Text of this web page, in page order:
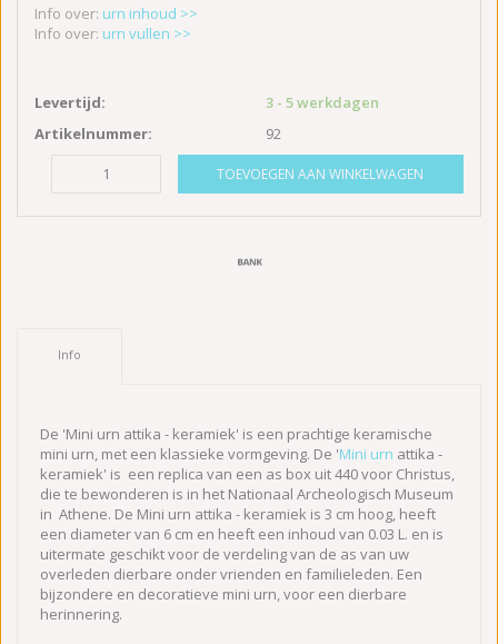
Info over: urn inhoud >>
Info over: urn vullen >>
Levertijd:
3 - 5 werkdagen
Artikelnummer:
92
TOEVOEGEN AAN WINKELWAGEN
Info
De 'Mini urn attika - keramiek' is een prachtige keramische
mini urn, met een klassieke vormgeving. De 'Mini urn attika -
keramiek' is een replica van een as box uit 440 voor Christus,
die te bewonderen is in het Nationaal Archeologisch Museum
in Athene. De Mini urn attika - keramiek is 3 cm hoog, heeft
een diameter van 6 cm en heeft een inhoud van 0.03 L. en is
uitermate geschikt voor de verdeling van de as van uw
overleden dierbare onder vrienden en familieleden. Een
bijzondere en decoratieve mini urn, voor een dierbare
herinnering.